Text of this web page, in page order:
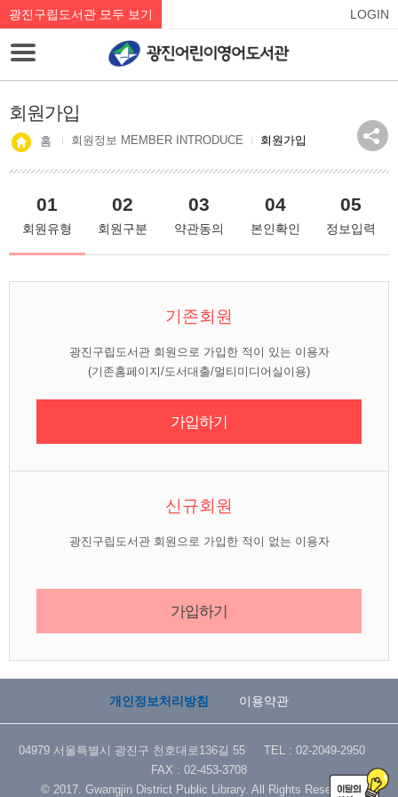
광진구립도서관 모두 보기 LOGIN
회원가입
홈 회원정보 MEMBER INTRODUCE 회원가입
01
회원유형
02
회원구분
03
약관동의
04
본인확인
05
정보입력
기존회원
광진구립도서관 회원으로 가입한 적이 있는 이용자
(기존홈페이지/도서대출/멀티미디어실이용)
가입하기
신규회원
광진구립도서관 회원으로 가입한 적이 없는 이용자
가입하기
개인정보처리방침 이용약관
04979 서울특별시 광진구 천호대로136길 55 TEL : 02-2049-2950
FAX : 02-453-3708
© 2017. Gwangjin District Public Library. All Rights Reserved.